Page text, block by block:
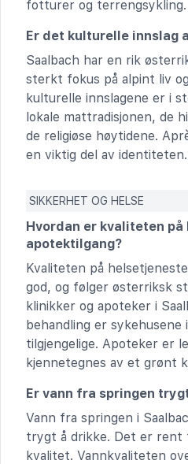
fotturer og terrengsykling.
Er det kulturelle innslag
Saalbach har en rik
sterkt fokus på alpint liv
kulturelle innslagene er i
lokale mattradisjonen, de
de religiøse høytidene.
en viktig del av identiteten.
SIKKERHET OG HELSE
Hvordan er kvaliteten
apotektilgang?
Kvaliteten på
god, og følger østerriksk
klinikker og apoteker i
behandling er
tilgjengelige. Apoteker er
kjennetegnes av et grønt
Er vann fra springen
Vann fra springen i
trygt å drikke. Det er rent
kvalitet. Vannkvaliteten